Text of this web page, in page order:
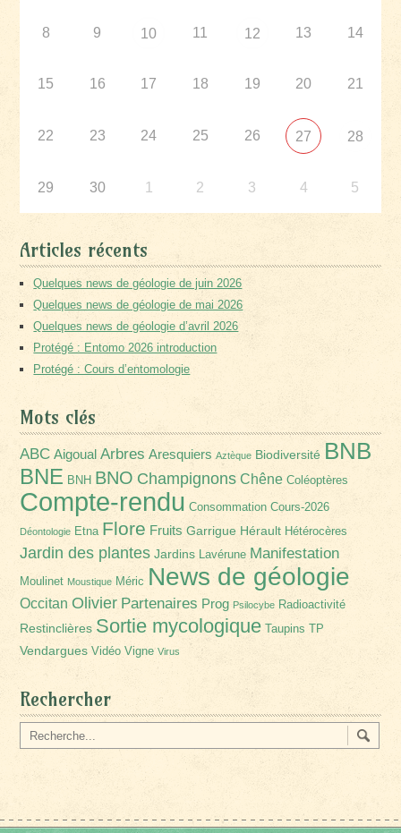
8 9 10 11 12 13 14
15 16 17 18 19 20 21
22 23 24 25 26 27 28
29 30 1 2 3 4 5
Articles récents
Quelques news de géologie de juin 2026
Quelques news de géologie de mai 2026
Quelques news de géologie d’avril 2026
Protégé : Entomo 2026 introduction
Protégé : Cours d’entomologie
Mots clés
ABC Aigoual Arbres Aresquiers Aztèque Biodiversité BNB
BNE BNH BNO Champignons Chêne Coléoptères
Compte-rendu Consommation Cours-2026
Déontologie Etna Flore Fruits Garrigue Hérault Hétérocères
Jardin des plantes Jardins Lavérune Manifestation
Moulinet Moustique Méric News de géologie
Occitan Olivier Partenaires Prog Psilocybe Radioactivité
Restinclières Sortie mycologique Taupins TP
Vendargues Vidéo Vigne Virus
Rechercher